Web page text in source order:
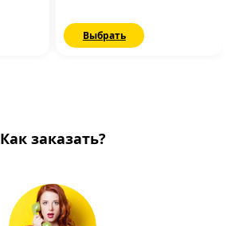
Выбрать
Как заказать?